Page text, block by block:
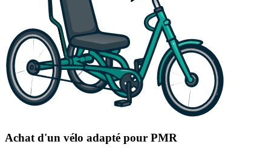
Achat d'un vélo adapté pour PMR